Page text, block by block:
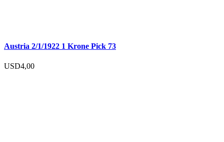
Austria 2/1/1922 1 Krone Pick 73
USD4,00